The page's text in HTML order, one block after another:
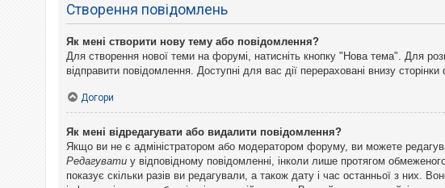
Створення повідомлень
Як мені створити нову тему або повідомлення?
Для створення нової теми на форумі, натисніть кнопку "Нова тема". Для
відправити повідомлення. Доступні для вас дії перераховані внизу
Догори
Як мені відредагувати або видалити повідомлення?
Якщо ви не є адміністратором або модератором форуму, ви можете
Редагувати у відповідному повідомленні, інколи лише протягом
показує скільки разів ви редагували, а також дату і час останньої з них.